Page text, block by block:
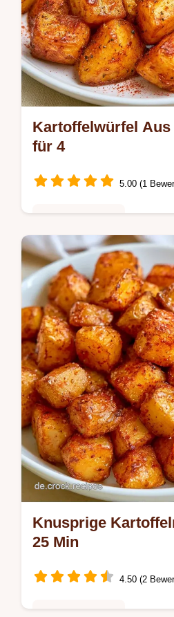
Kartoffelwürfel
für 4
5.00 (1
Kartoffelwürfel aus dem
besonders knusprig. Wir
zur goldenen Kruste
Minuten auf dem Tisch.
Knusprige
25 Min
4.50 (2